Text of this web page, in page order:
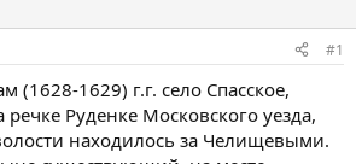
#1
(1628-1629) г.г. село Спасское,
Руденке Московского уезда,
находилось за Челищевыми.